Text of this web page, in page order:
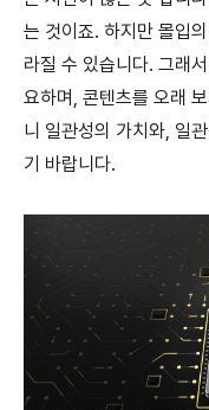
는 것이죠. 하지만 몰입
라질 수 있습니다. 그래
요하며, 콘텐츠를 오래
니 일관성의 가치와, 일
기 바랍니다.